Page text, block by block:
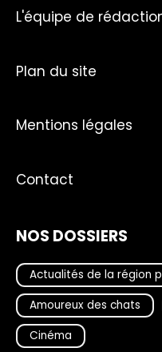
L'équipe de
Plan du site
Mentions légales
Contact
NOS DOSSIERS
Actualités de la région
Amoureux des chats
Cinéma